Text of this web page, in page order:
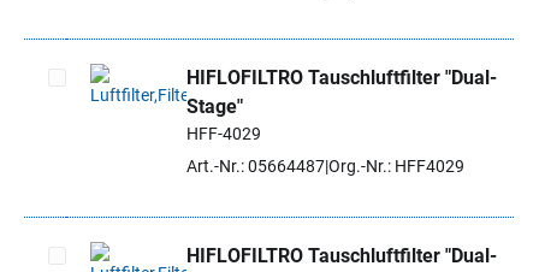
Artikel auswählen
HIFLOFILTRO Tauschluftfilter "Dual-
Stage"
HFF-4029
Art.-Nr.: 05664487Org.-Nr.: HFF4029
HIFLOFILTRO Tauschluftfilter "Dual-